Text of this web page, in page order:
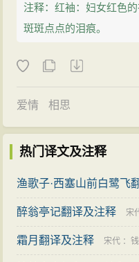
注释：红袖：妇女红色
斑斑点点的泪痕。
爱情 相思
热门译文及注释
渔歌子·西塞山前白鹭飞
醉翁亭记翻译及注释 宋
霜月翻译及注释 宋代 ：